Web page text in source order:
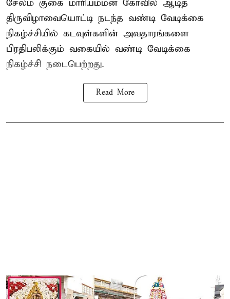
சேலம் குகை மாரியம்மன் கோவில் ஆடித்
திருவிழாவையொட்டி நடந்த வண்டி வேடிக்கை
நிகழ்ச்சியில் கடவுள்களின் அவதாரங்களை
பிரதிபலிக்கும் வகையில் வண்டி வேடிக்கை
நிகழ்ச்சி நடைபெற்றது.
Read More